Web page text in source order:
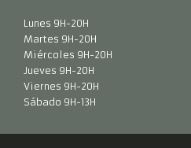
Lunes 9H-20H
Martes 9H-20H
Miércoles 9H-20H
Jueves 9H-20H
Viernes 9H-20H
Sábado 9H-13H